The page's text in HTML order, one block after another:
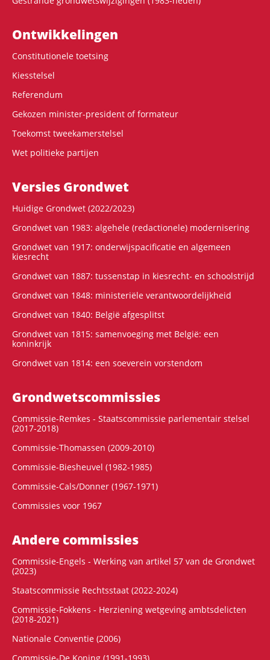
Ontwikke­lingen
Constitutionele toetsing
Kiesstelsel
Referendum
Gekozen minister-president of formateur
Toekomst tweekamerstelsel
Wet politieke partijen
Versies Grondwet
Huidige Grondwet (2022/2023)
Grondwet van 1983: algehele (redactionele) modernisering
Grondwet van 1917: onderwijspacificatie en algemeen
kiesrecht
Grondwet van 1887: tussenstap in kiesrecht- en schoolstrijd
Grondwet van 1848: ministeriële verantwoordelijkheid
Grondwet van 1840: België afgesplitst
Grondwet van 1815: samenvoeging met België: een
koninkrijk
Grondwet van 1814: een soeverein vorstendom
Grondwets­commissies
Commissie-Remkes - Staatscommissie parlementair stelsel
(2017-2018)
Commissie-Thomassen (2009-2010)
Commissie-Biesheuvel (1982-1985)
Commissie-Cals/Donner (1967-1971)
Commissies voor 1967
Andere commissies
Commissie-Engels - Werking van artikel 57 van de Grondwet
(2023)
Staatscommissie Rechtsstaat (2022-2024)
Commissie-Fokkens - Herziening wetgeving ambtsdelicten
(2018-2021)
Nationale Conventie (2006)